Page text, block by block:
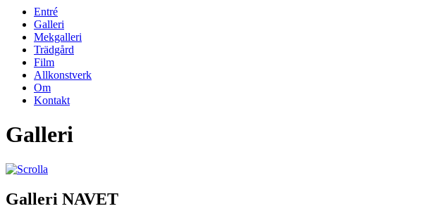
Entré
Galleri
Mekgalleri
Trädgård
Film
Allkonstverk
Om
Kontakt
Galleri
Galleri NAVET